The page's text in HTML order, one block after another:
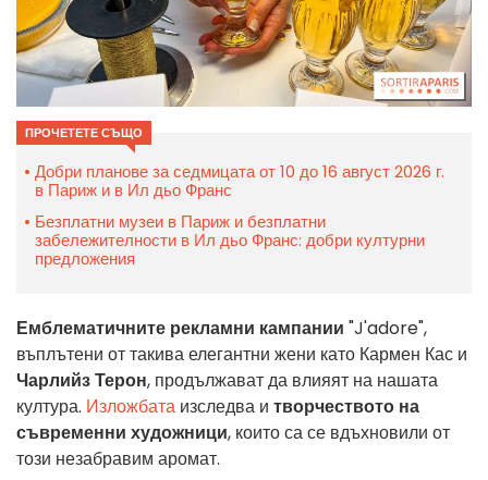
ПРОЧЕТЕТЕ СЪЩО
Добри планове за седмицата от 10 до 16 август 2026 г.
в Париж и в Ил дьо Франс
Безплатни музеи в Париж и безплатни
забележителности в Ил дьо Франс: добри културни
предложения
Емблематичните рекламни кампании "J'adore",
въплътени от такива елегантни жени като Кармен Кас и
Чарлийз Терон, продължават да влияят на нашата
култура. Изложбата изследва и творчеството на
съвременни художници, които са се вдъхновили от
този незабравим аромат.